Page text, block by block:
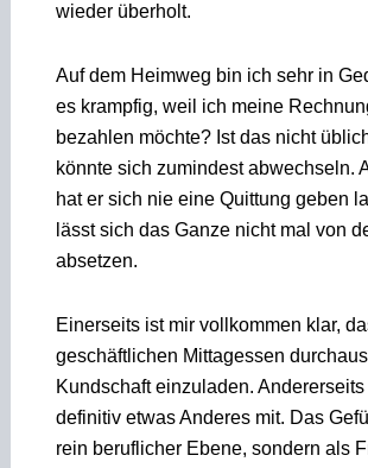
wieder überholt.
Auf dem Heimweg bin ich sehr in
es krampfig, weil ich meine
bezahlen möchte? Ist das nicht
könnte sich zumindest abwechseln.
hat er sich nie eine Quittung geben
lässt sich das Ganze nicht mal von
absetzen.
Einerseits ist mir vollkommen klar,
geschäftlichen Mittagessen
Kundschaft einzuladen.
definitiv etwas Anderes mit. Das
rein beruflicher Ebene, sondern als